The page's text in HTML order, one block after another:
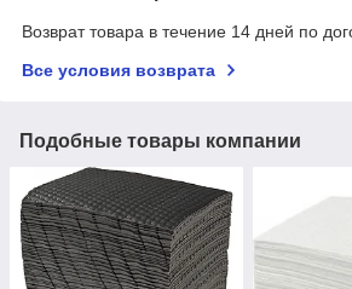
Возврат товара в течение 14 дней по
Все условия возврата
Подобные товары компании